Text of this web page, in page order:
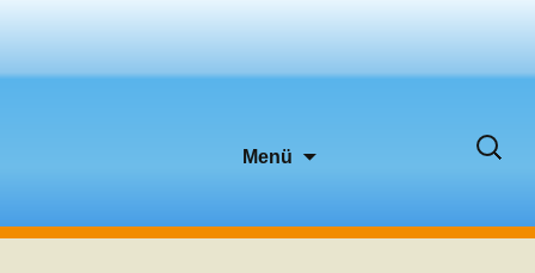
Menü
Suchen